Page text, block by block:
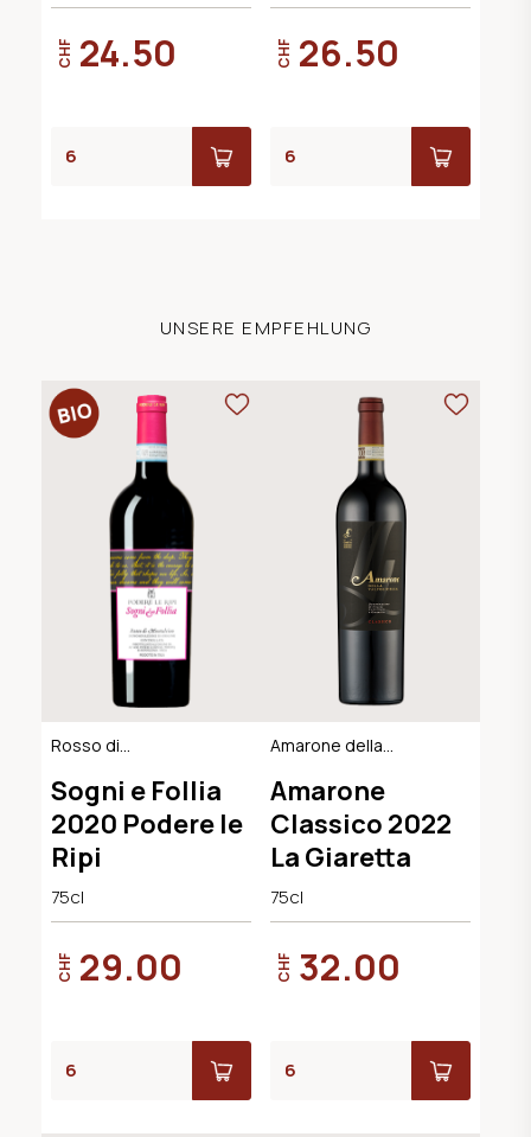
CHF 24.50 CHF 26.50
UNSERE EMPFEHLUNG
Rosso di
BIO-Demeter
Sogni e Follia
2020 Podere le
Ripi
75cl
CHF 29.00
Amarone della
Classico DOCG
Amarone
Classico 2022
La Giaretta
75cl
CHF 32.00